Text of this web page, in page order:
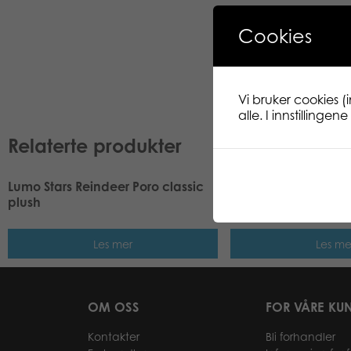
Relaterte produkter
Lumo Stars Reindeer Poro classic
plush
Les mer Les
OM OSS
Kontakter
FOR VÅRE
Bli forhandler
Cookies
Vi bruker cookies
alle. I